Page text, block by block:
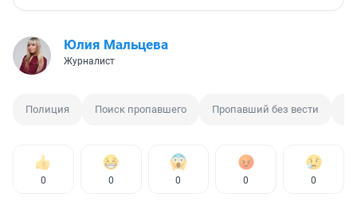
Юлия Мальцева
Журналист
Полиция Поиск пропавшего Пропавший без вести
0 0 0 0 0